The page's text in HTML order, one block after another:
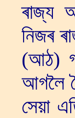
ৰাজ্য
নিজৰ
(আঠ)
আগলৈ
সেয়া